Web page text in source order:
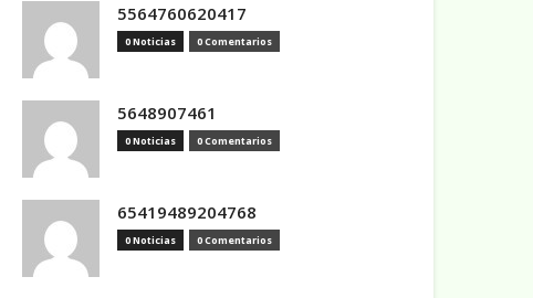
5564760620417
0 Noticias 0 Comentarios
5648907461
0 Noticias 0 Comentarios
65419489204768
0 Noticias 0 Comentarios